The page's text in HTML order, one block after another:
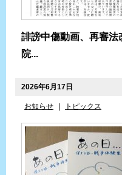
誹謗中傷動画、再審
院...
2026年6月17日
お知らせ トピックス